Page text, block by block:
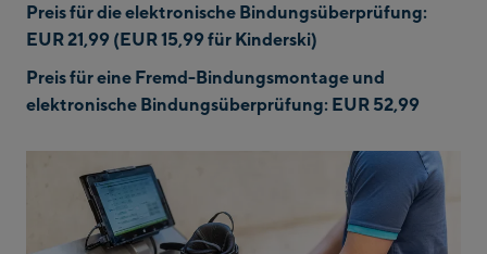
Preis für die elektronische Bindungsüberprüfung:
EUR 21,99 (EUR 15,99 für Kinderski)
Preis für eine Fremd-Bindungsmontage und
elektronische Bindungsüberprüfung: EUR 52,99